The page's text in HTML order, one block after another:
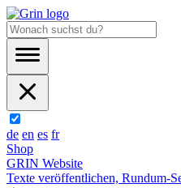
de en es fr
Shop
GRIN Website
Texte veröffentlichen, Rundum-